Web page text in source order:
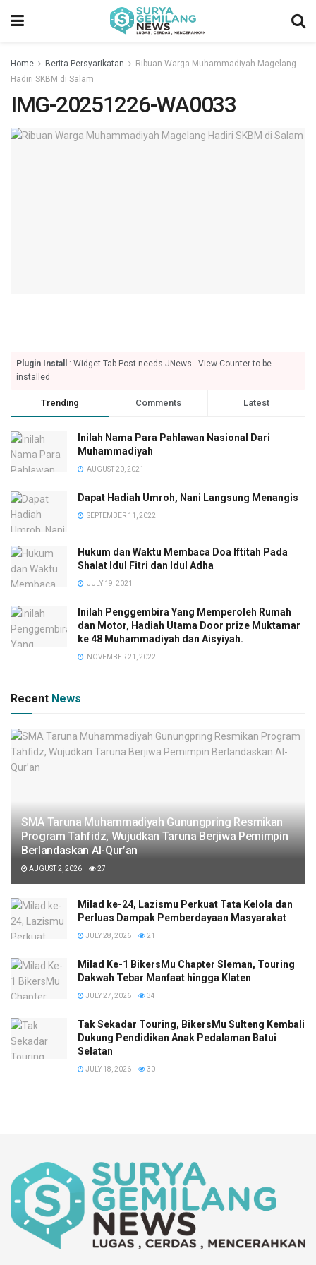
Home Berita Persyarikatan
Ribuan Warga Muhammadiyah Magelang
Hadiri SKBM di Salam
IMG-20251226-WA0033
Plugin Install
: Widget Tab Post needs JNews - View Counter to be
installed
Trending Comments Latest
Inilah Nama Para Pahlawan Nasional Dari
Muhammadiyah
AUGUST 20, 2021
Dapat Hadiah Umroh, Nani Langsung Menangis
SEPTEMBER 11, 2022
Hukum dan Waktu Membaca Doa Iftitah Pada
Shalat Idul Fitri dan Idul Adha
JULY 19, 2021
Inilah Penggembira Yang Memperoleh Rumah
dan Motor, Hadiah Utama Door prize Muktamar
ke 48 Muhammadiyah dan Aisyiyah.
NOVEMBER 21, 2022
Recent News
SMA Taruna Muhammadiyah Gunungpring Resmikan
Program Tahfidz, Wujudkan Taruna Berjiwa Pemimpin
Berlandaskan Al-Qur’an
AUGUST 2, 2026 27
Milad ke-24, Lazismu Perkuat Tata Kelola dan
Perluas Dampak Pemberdayaan Masyarakat
JULY 28, 2026 21
Milad Ke-1 BikersMu Chapter Sleman, Touring
Dakwah Tebar Manfaat hingga Klaten
JULY 27, 2026 34
Tak Sekadar Touring, BikersMu Sulteng Kembali
Dukung Pendidikan Anak Pedalaman Batui
Selatan
JULY 18, 2026 30